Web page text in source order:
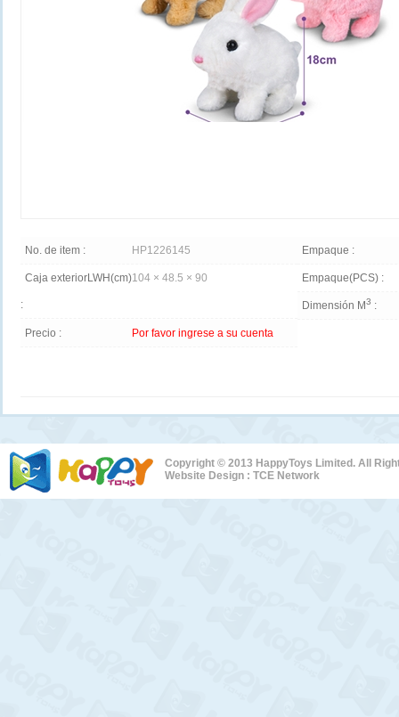
No. de item : HP1226145 Empaque :
Caja exteriorLWH(cm)
:
104 × 48.5 × 90 Empaque(PCS) :
Dimensión M3 :
Precio : Por favor ingrese a su cuenta
Copyright © 2013 HappyToys Limited. All
Website Design : TCE Network